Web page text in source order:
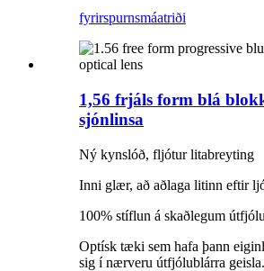
fyrirspurnsmáatriði
1,56 frjáls form blá
sjónlinsa
Ný kynslóð, fljótur litabreyting
Inni glær, að aðlaga litinn eftir
100% stíflun á skaðlegum
Optísk tæki sem hafa þann
sig í nærveru útfjólublárra geisla.